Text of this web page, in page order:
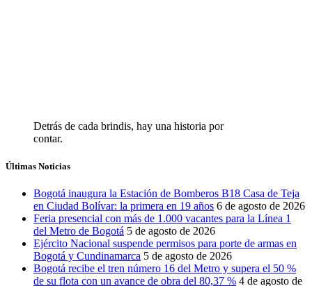
Detrás de cada brindis, hay una historia por
contar.
Últimas Noticias
Bogotá inaugura la Estación de Bomberos B18 Casa de Teja
en Ciudad Bolívar: la primera en 19 años 6 de agosto de 2026
Feria presencial con más de 1.000 vacantes para la Línea 1
del Metro de Bogotá 5 de agosto de 2026
Ejército Nacional suspende permisos para porte de armas en
Bogotá y Cundinamarca 5 de agosto de 2026
Bogotá recibe el tren número 16 del Metro y supera el 50 %
de su flota con un avance de obra del 80,37 % 4 de agosto de